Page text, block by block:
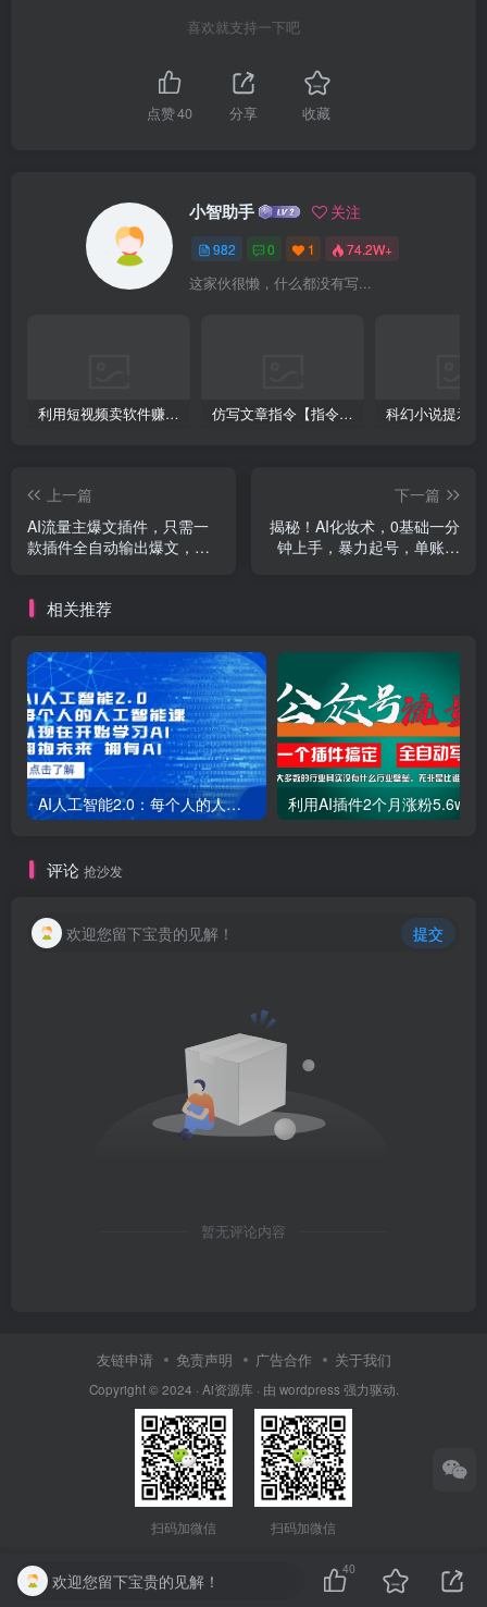
喜欢就支持一下吧
点赞40 分享 收藏
小智助手 关注
982 0 1 74.2W+
这家伙很懒，什么都没有写...
利用短视频卖软件赚钱，新手小白轻松月入10000+！ 仿写文章指令【指令+教程】
上一篇
AI流量主爆文插件，只需一
款插件全自动输出爆文，矩
下一篇
揭秘！AI化妆术，0基础一分
钟上手，暴力起号，单账号
相关推荐
AI人工智能2.0：每个人的人工智能课：从现在开始学习AI（38节课）
评论 抢沙发
欢迎您留下宝贵的见解！ 提交
暂无评论内容
友链申请 免责声明 广告合作 关于我们
Copyright © 2024 · Ai资源库 · 由 wordpress 强力驱动.
扫码加微信 扫码加微信
欢迎您留下宝贵的见解！
40